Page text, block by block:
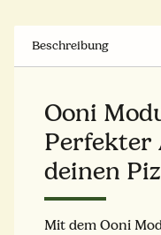
Beschreibung
Ooni
Perfekter
deinen
Mit dem Ooni